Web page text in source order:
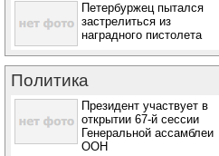
Петербуржец пытался
застрелиться из
наградного пистолета
Политика
Президент участвует в
открытии 67-й сессии
Генеральной ассамблеи
ООН